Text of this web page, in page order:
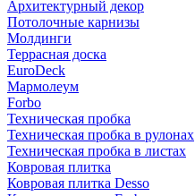
Архитектурный декор
Потолочные карнизы
Молдинги
Террасная доска
EuroDeck
Мармолеум
Forbo
Техническая пробка
Техническая пробка в рулонах
Техническая пробка в листах
Ковровая плитка
Ковровая плитка Desso